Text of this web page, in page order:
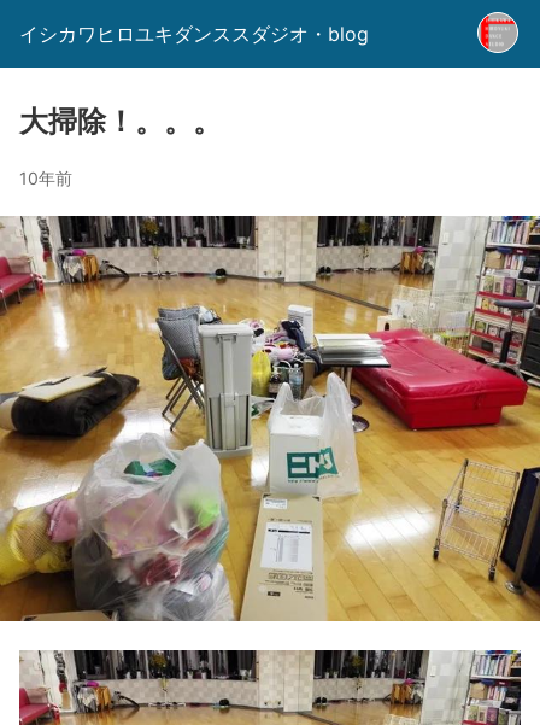
イシカワヒロユキダンススダジオ・blog
大掃除！。。。
10年前